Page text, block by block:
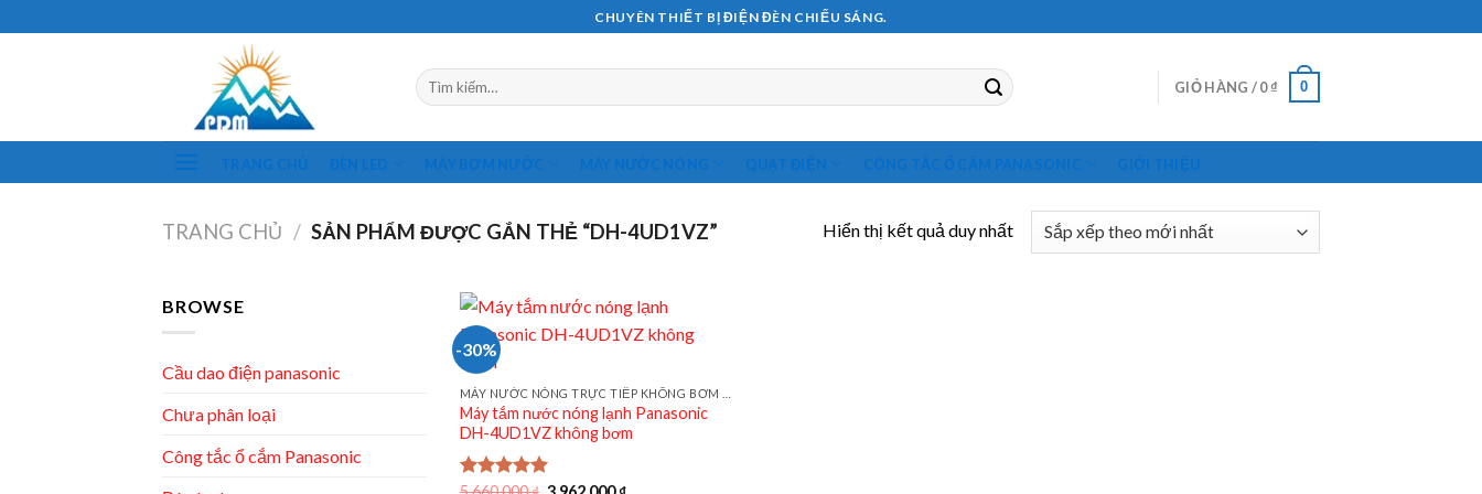
to
CHUYÊN THIẾT BỊ ĐIỆN ĐÈN CHIẾU SÁNG.
Tìm
kiếm:
GIỎ HÀNG /0₫ 0
TRANG CHỦ ĐÈN LED MÁY BƠM NƯỚC MÁY NƯỚC NÓNG QUẠT ĐIỆN CÔNG TẮC Ổ CẮM PANASONIC GIỚI THIỆU
TRANG CHỦ / SẢN PHẨM ĐƯỢC GẮN THẺ “DH-4UD1VZ” Hiển thị kết quả duy nhất
BROWSE
Cầu dao điện panasonic
Chưa phân loại
Công tắc ổ cắm Panasonic
-30%
Máy tắm nước nóng lạnh Panasonic
DH-4UD1VZ không bơm